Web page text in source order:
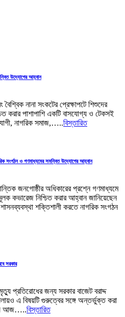
উদ্যোগের আহ্বান
নানা সংকটের প্রেক্ষাপটে শিশুদের
করার পাশাপাশি একটি বাসযোগ্য ও টেকসই
নাগরিক সমাজ,…..বিস্তারিত
সংগঠন ও গণমাধ্যমের সমন্বিত উদ্যোগের আহ্বান
জনগোষ্ঠীর অধিকারের প্রশ্নে গণমাধ্যমে
কভারেজ নিশ্চিত করার আহ্বান জানিয়েছেন
শক্তিশালী করতে নাগরিক সংগঠন
সরকার
প্রতিরোধের জন্য সরকার বাজেট বরাদ্দ
এ বিষয়টি গুরুত্বের সঙ্গে অন্তর্ভুক্ত করা
আজ…..বিস্তারিত